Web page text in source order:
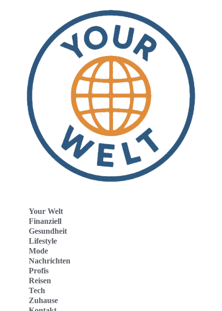
Your Welt
Finanziell
Gesundheit
Lifestyle
Mode
Nachrichten
Profis
Reisen
Tech
Zuhause